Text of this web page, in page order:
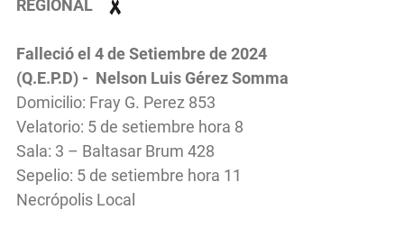
REGIONAL
Falleció el 4 de Setiembre de 2024
(Q.E.P.D) - Nelson Luis Gérez Somma
Domicilio: Fray G. Perez 853
Velatorio: 5 de setiembre hora 8
Sala: 3 – Baltasar Brum 428
Sepelio: 5 de setiembre hora 11
Necrópolis Local